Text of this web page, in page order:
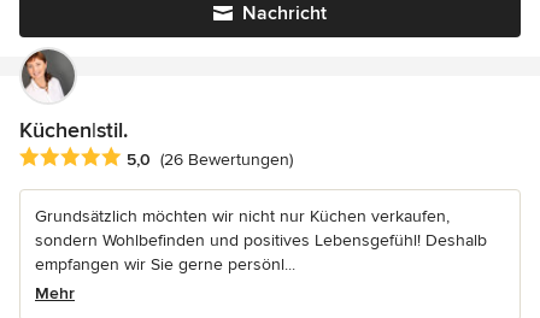
Nachricht
Küchen|stil.
Durchschnittliche Bewertung: 5 von 5 Sternen
5,0 (26 Bewertungen)
Grundsätzlich möchten wir nicht nur Küchen verkaufen,
sondern Wohlbefinden und positives Lebensgefühl! Deshalb
empfangen wir Sie gerne persönl...
Mehr